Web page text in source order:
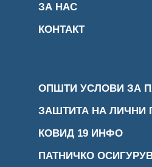
ЗА НАС
КОНТАКТ
ОПШТИ УСЛОВИ ЗА
ЗАШТИТА НА ЛИЧНИ
КОВИД 19 ИНФО
ПАТНИЧКО